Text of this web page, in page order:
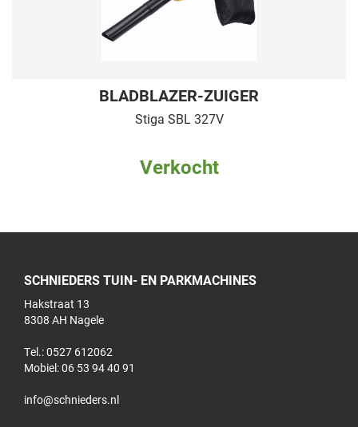
BLADBLAZER-ZUIGER
Stiga SBL 327V
Verkocht
SCHNIEDERS TUIN- EN PARKMACHINES
Hakstraat 13
8308 AH Nagele
Tel.: 0527 612062
Mobiel:06 53 94 40 91
info@schnieders.nl